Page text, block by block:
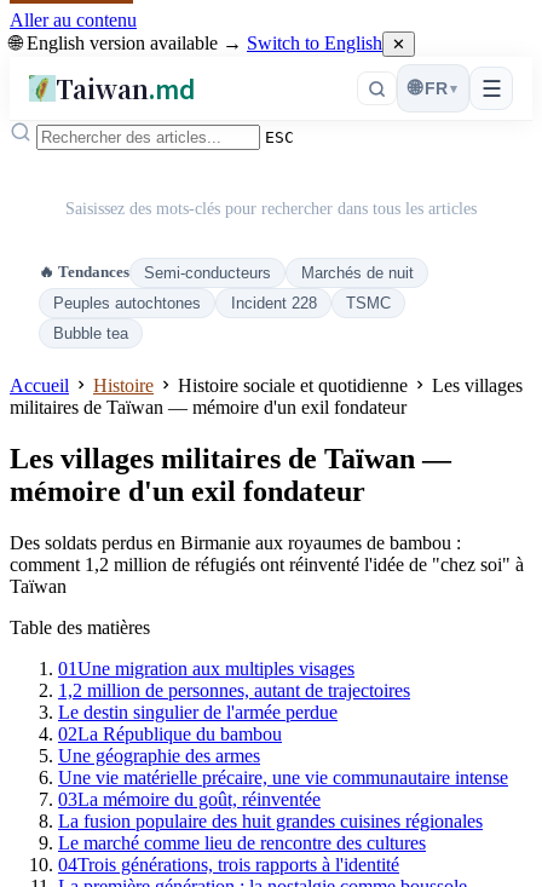
Aller au contenu
🌐 English version available → Switch to English ✕
Taiwan.md ☰
🌐 FR ▾
ESC
Saisissez des mots-clés pour rechercher dans tous les articles
🔥 Tendances Semi-conducteurs
Marchés de nuit
Peuples autochtones
Incident 228
TSMC
Bubble tea
Accueil Histoire Histoire sociale et quotidienne
Les villages
militaires de Taïwan — mémoire d'un exil fondateur
Les villages militaires de Taïwan —
mémoire d'un exil fondateur
Des soldats perdus en Birmanie aux royaumes de bambou :
comment 1,2 million de réfugiés ont réinventé l'idée de "chez soi" à
Taïwan
Table des matières
01Une migration aux multiples visages
1,2 million de personnes, autant de trajectoires
Le destin singulier de l'armée perdue
02La République du bambou
Une géographie des armes
Une vie matérielle précaire, une vie communautaire intense
03La mémoire du goût, réinventée
La fusion populaire des huit grandes cuisines régionales
Le marché comme lieu de rencontre des cultures
04Trois générations, trois rapports à l'identité